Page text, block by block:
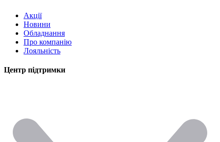
Акції
Новини
Обладнання
Про компанію
Лояльність
Центр підтримки